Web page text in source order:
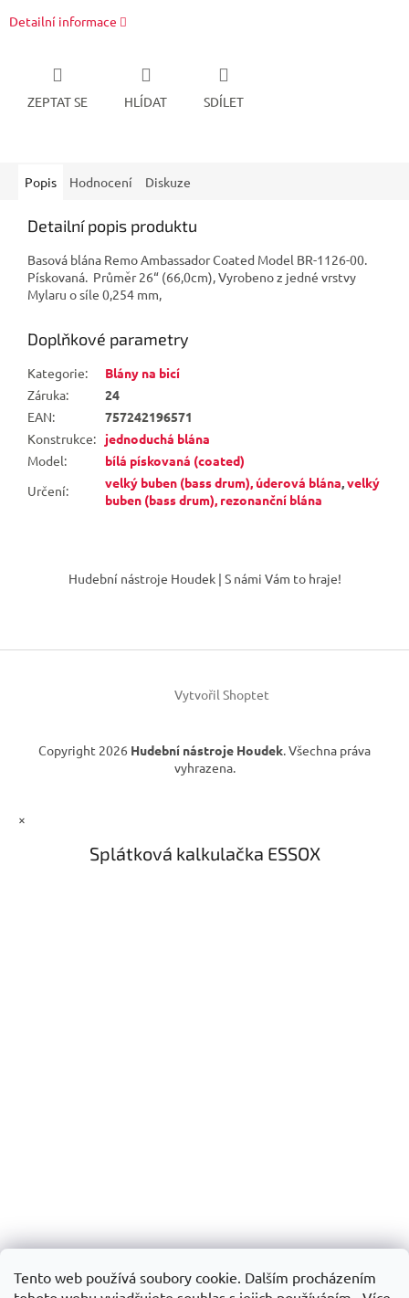
Tento web používá soubory cookie. Dalším procházením
Detailní informace
ZEPTAT SE HLÍDAT SDÍLET
Popis Hodnocení Diskuze
Detailní popis produktu
Basová blána Remo Ambassador Coated Model BR-1126-00.
Pískovaná. Průměr 26“ (66,0cm), Vyrobeno z jedné vrstvy
Mylaru o síle 0,254 mm,
Doplňkové parametry
Kategorie:
Blány na bicí
Záruka:
24
EAN:
757242196571
Konstrukce:
jednoduchá blána
Model:
bílá pískovaná (coated)
Určení: velký buben (bass drum), úderová blána,velký
buben (bass drum), rezonanční blána
í
Hudební nástroje Houdek | S námi Vám to hraje!
Vytvořil Shoptet
Copyright 2026 Hudební nástroje Houdek. Všechna práva
vyhrazena.
×
Splátková kalkulačka ESSOX